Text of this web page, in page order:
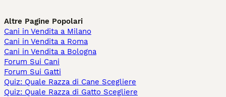
Altre Pagine Popolari
Cani in Vendita a Milano
Cani in Vendita a Roma
Cani in Vendita a Bologna
Forum Sui Cani
Forum Sui Gatti
Quiz: Quale Razza di Cane Scegliere
Quiz: Quale Razza di Gatto Scegliere